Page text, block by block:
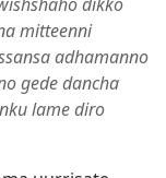
mitteenni
adhamanno
gede dancha
lame diro